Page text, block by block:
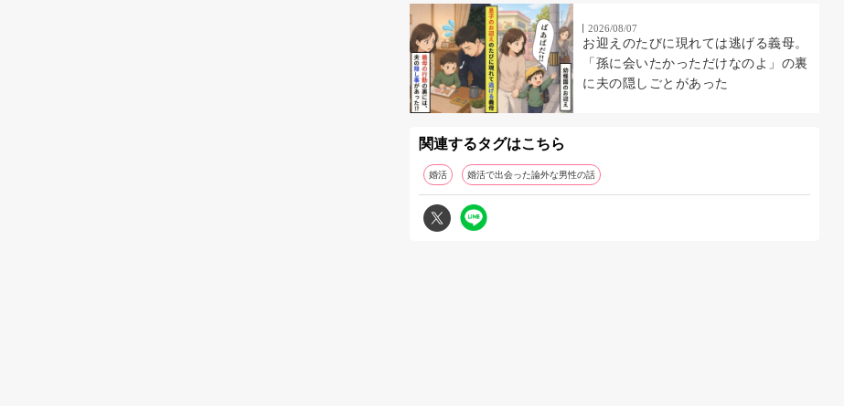
2026/08/07
お迎えのたびに現れては逃げる義母。
「孫に会いたかっただけなのよ」の裏
に夫の隠しごとがあった
関連するタグはこちら
婚活 婚活で出会った論外な男性の話